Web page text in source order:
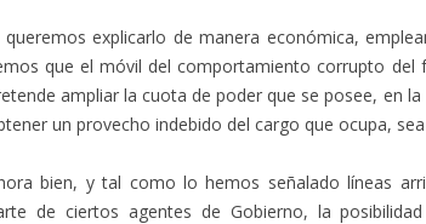
queremos explicarlo de manera económica,
que el móvil del comportamiento corrupto del
ampliar la cuota de poder que se posee, en
un provecho indebido del cargo que ocupa,
bien, y tal como lo hemos señalado líneas
de ciertos agentes de Gobierno, la